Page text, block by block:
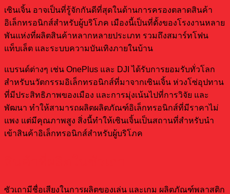
เซินเจิ้น อาจเป็นที่รู้จักกันดีที่สุดในด้านการครองตลาดสินค้า
อิเล็กทรอนิกส์สำหรับผู้บริโภค เมืองนี้เป็นที่ตั้งของโรงงานหลาย
พันแห่งที่ผลิตสินค้าหลากหลายประเภท รวมถึงสมาร์ทโฟน
แท็บเล็ต และระบบความบันเทิงภายในบ้าน
แบรนด์ต่างๆ เช่น OnePlus และ DJI ได้รับการยอมรับทั่วโลก
สำหรับนวัตกรรมอิเล็กทรอนิกส์ที่มาจากเซินเจิ้น ห่วงโซ่อุปทาน
ที่มีประสิทธิภาพของเมือง และการมุ่งเน้นไปที่การวิจัย และ
พัฒนา ทำให้สามารถผลิตผลิตภัณฑ์อิเล็กทรอนิกส์ที่มีราคาไม่
แพง แต่มีคุณภาพสูง สิ่งนี้ทำให้เซินเจิ้นเป็นสถานที่สำหรับนำ
เข้าสินค้าอิเล็กทรอนิกส์สำหรับผู้บริโภค
ซัวเถามีชื่อเสียงในการผลิตของเล่น และเกม ผลิตภัณฑ์พลาสติก